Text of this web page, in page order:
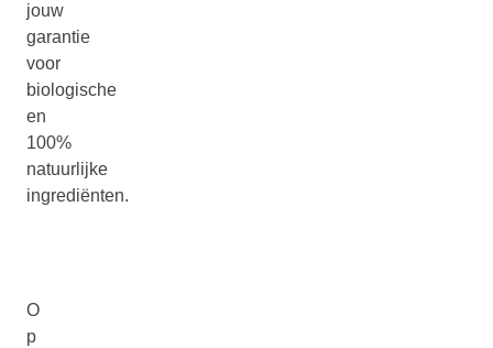
jouw
garantie
voor
biologische
en
100%
natuurlijke
ingrediënten.
O
p